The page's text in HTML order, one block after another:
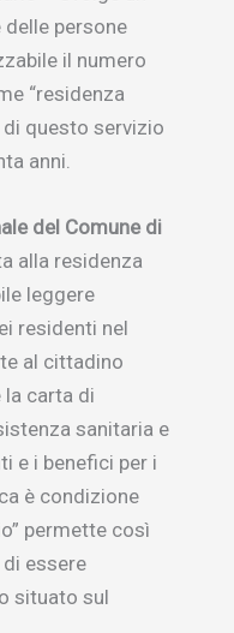
persone
il numero
“residenza
questo servizio
anni.
del Comune di
alla residenza
leggere
residenti nel
al cittadino
carta di
sanitaria e
e i benefici per i
è condizione
permette così
essere
situato sul